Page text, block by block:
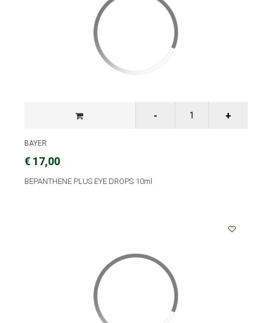
BAYER
€ 17,00
BEPANTHENE PLUS EYE DROPS 10ml